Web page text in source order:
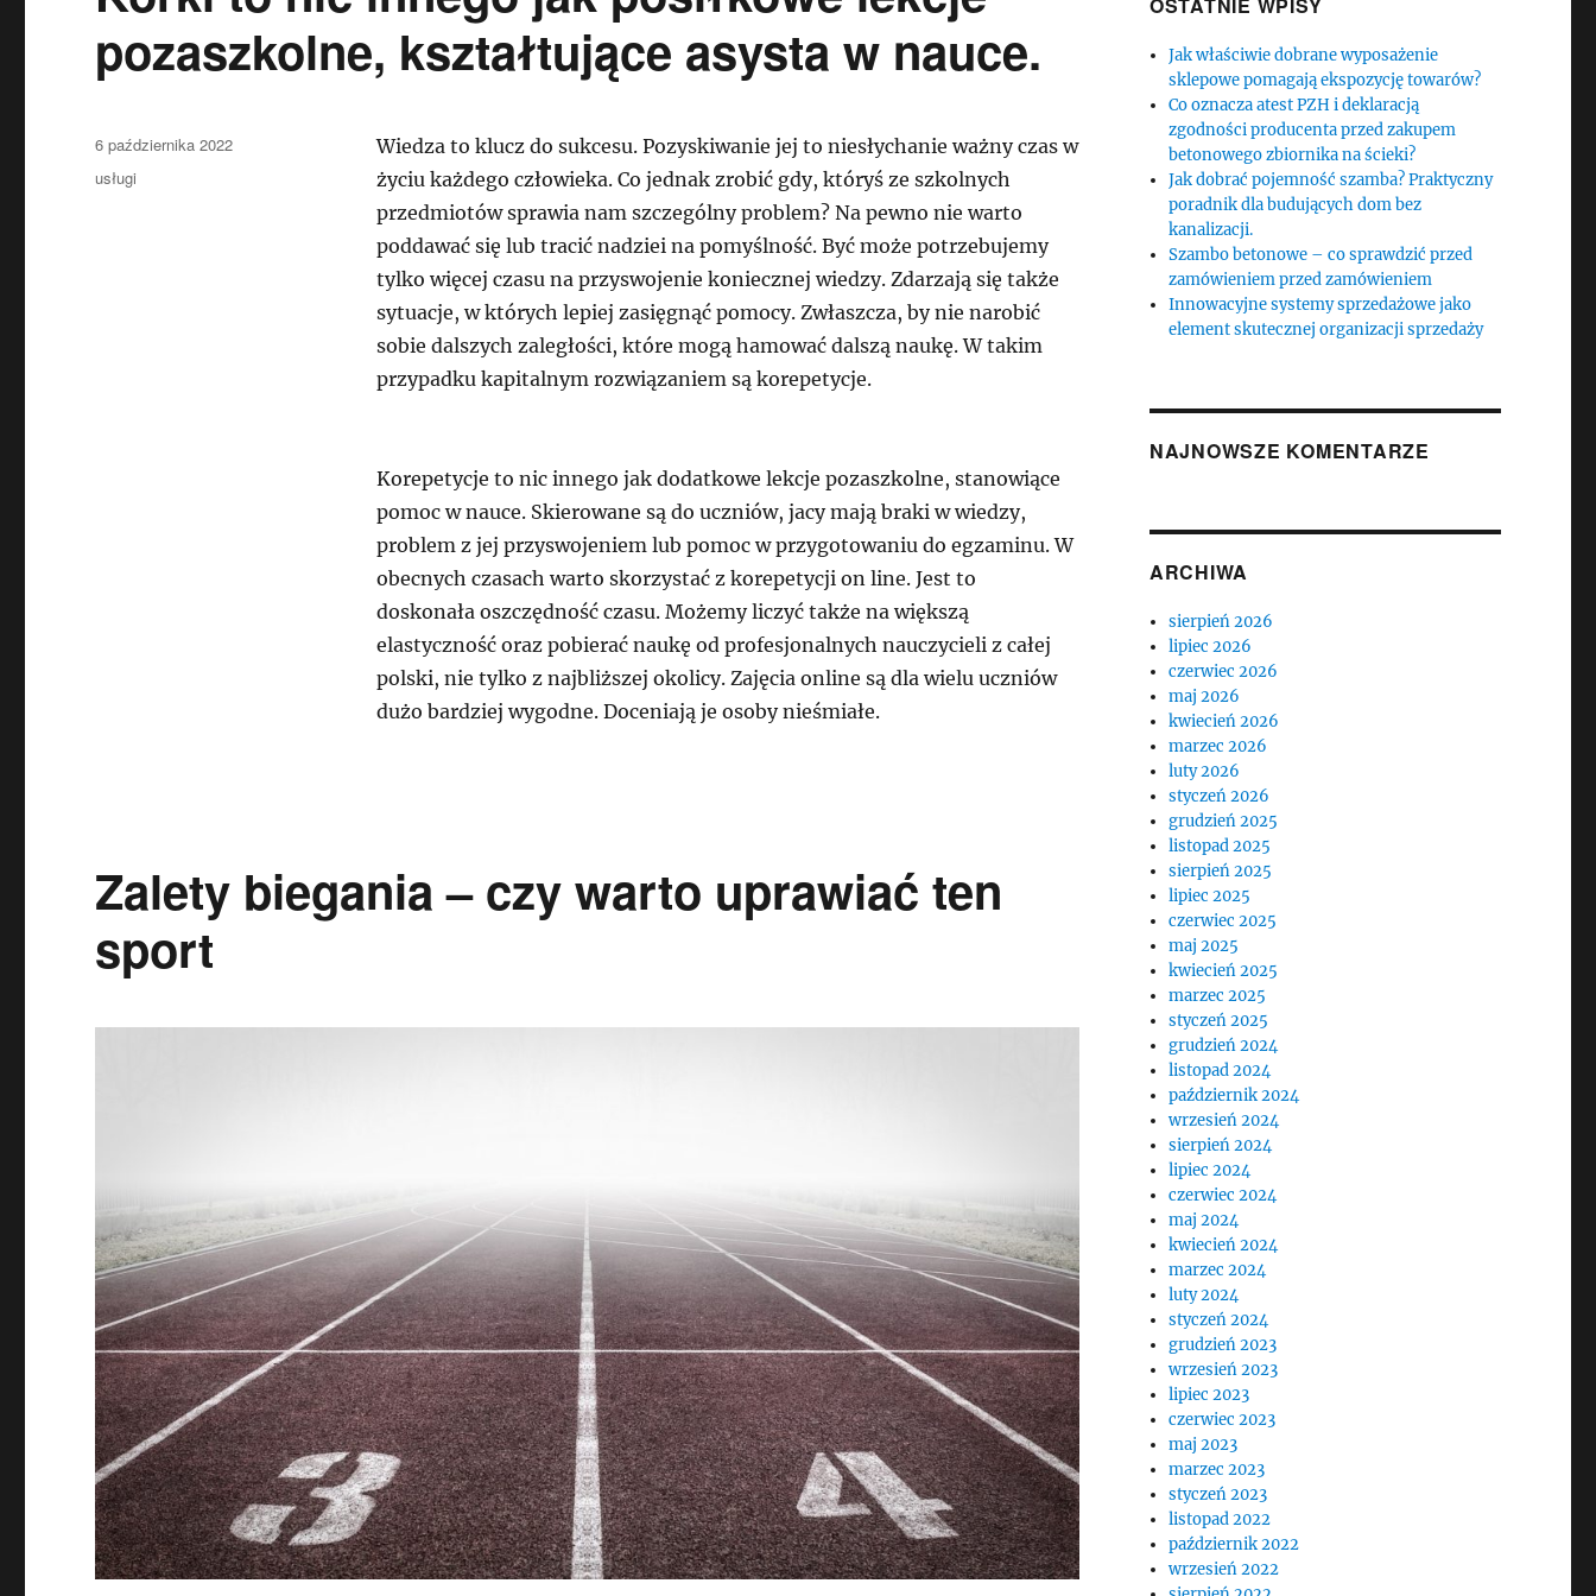
pozaszkolne, kształtujące asysta w nauce.
Wiedza to klucz do sukcesu. Pozyskiwanie jej to niesłychanie ważny czas w
życiu każdego człowieka. Co jednak zrobić gdy, któryś ze szkolnych
przedmiotów sprawia nam szczególny problem? Na pewno nie warto
poddawać się lub tracić nadziei na pomyślność. Być może potrzebujemy
tylko więcej czasu na przyswojenie koniecznej wiedzy. Zdarzają się także
sytuacje, w których lepiej zasięgnąć pomocy. Zwłaszcza, by nie narobić
sobie dalszych zaległości, które mogą hamować dalszą naukę. W takim
przypadku kapitalnym rozwiązaniem są korepetycje.
Korepetycje to nic innego jak dodatkowe lekcje pozaszkolne, stanowiące
pomoc w nauce. Skierowane są do uczniów, jacy mają braki w wiedzy,
problem z jej przyswojeniem lub pomoc w przygotowaniu do egzaminu. W
obecnych czasach warto skorzystać z korepetycji on line. Jest to
doskonała oszczędność czasu. Możemy liczyć także na większą
elastyczność oraz pobierać naukę od profesjonalnych nauczycieli z całej
polski, nie tylko z najbliższej okolicy. Zajęcia online są dla wielu uczniów
dużo bardziej wygodne. Doceniają je osoby nieśmiałe.
Data
publikacji
6 października 2022
Kategorie
usługi
Zalety biegania – czy warto uprawiać ten
sport
Jak właściwie dobrane wyposażenie
sklepowe pomagają ekspozycję towarów?
Co oznacza atest PZH i deklaracją
zgodności producenta przed zakupem
betonowego zbiornika na ścieki?
Jak dobrać pojemność szamba? Praktyczny
poradnik dla budujących dom bez
kanalizacji.
Szambo betonowe – co sprawdzić przed
zamówieniem przed zamówieniem
Innowacyjne systemy sprzedażowe jako
element skutecznej organizacji sprzedaży
NAJNOWSZE KOMENTARZE
ARCHIWA
sierpień 2026
lipiec 2026
czerwiec 2026
maj 2026
kwiecień 2026
marzec 2026
luty 2026
styczeń 2026
grudzień 2025
listopad 2025
sierpień 2025
lipiec 2025
czerwiec 2025
maj 2025
kwiecień 2025
marzec 2025
styczeń 2025
grudzień 2024
listopad 2024
październik 2024
wrzesień 2024
sierpień 2024
lipiec 2024
czerwiec 2024
maj 2024
kwiecień 2024
marzec 2024
luty 2024
styczeń 2024
grudzień 2023
wrzesień 2023
lipiec 2023
czerwiec 2023
maj 2023
marzec 2023
styczeń 2023
listopad 2022
październik 2022
wrzesień 2022